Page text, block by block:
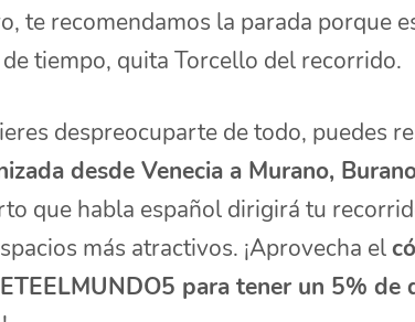
te recomendamos la parada porque
tiempo, quita Torcello del recorrido.
despreocuparte de todo, puedes
desde Venecia a Murano,
que habla español dirigirá tu
más atractivos. ¡Aprovecha el
para tener un 5% de